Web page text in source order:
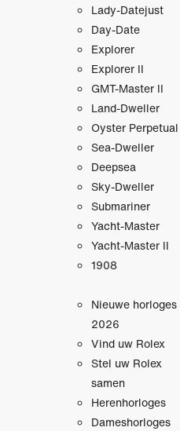
Lady-Datejust
Day-Date
Explorer
Explorer II
GMT-Master II
Land-Dweller
Oyster Perpetual
Sea-Dweller
Deepsea
Sky-Dweller
Submariner
Yacht-Master
Yacht-Master II
1908
Nieuwe horloges
2026
Vind uw Rolex
Stel uw Rolex
samen
Herenhorloges
Dameshorloges